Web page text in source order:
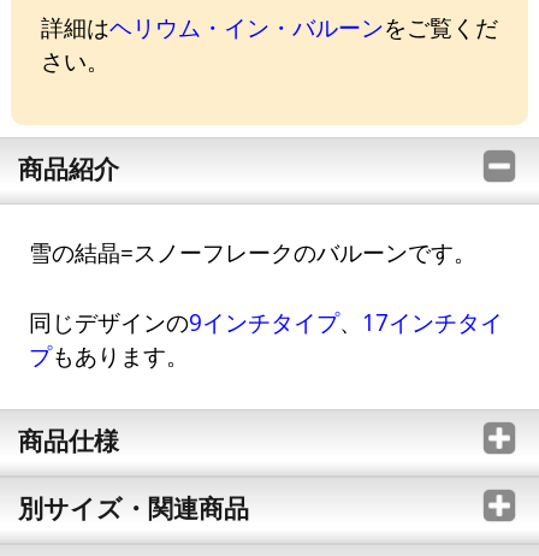
詳細はヘリウム・イン・バルーンをご覧くだ
さい。
商品紹介
雪の結晶=スノーフレークのバルーンです。
同じデザインの9インチタイプ、 17インチタイ
プもあります。
商品仕様
別サイズ・関連商品